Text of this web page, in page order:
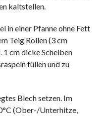
kaltstellen.
in einer Pfanne ohne Fett
Teig Rollen (3 cm
1 cm dicke Scheiben
füllen und zu
Blech setzen. Im
(Ober-/Unterhitze,